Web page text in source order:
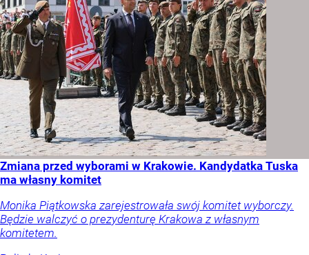
Zmiana przed wyborami w Krakowie. Kandydatka Tuska
ma własny komitet
Monika Piątkowska zarejestrowała swój komitet wyborczy.
Będzie walczyć o prezydenturę Krakowa z własnym
komitetem.